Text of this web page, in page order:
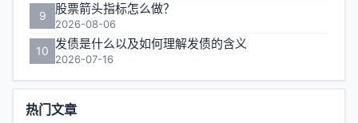
9 股票箭头指标怎么做？
2026-08-06
10 发债是什么以及如何理解发债的含义
2026-07-16
热门文章